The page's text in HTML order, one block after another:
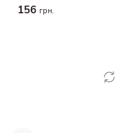
156 грн.